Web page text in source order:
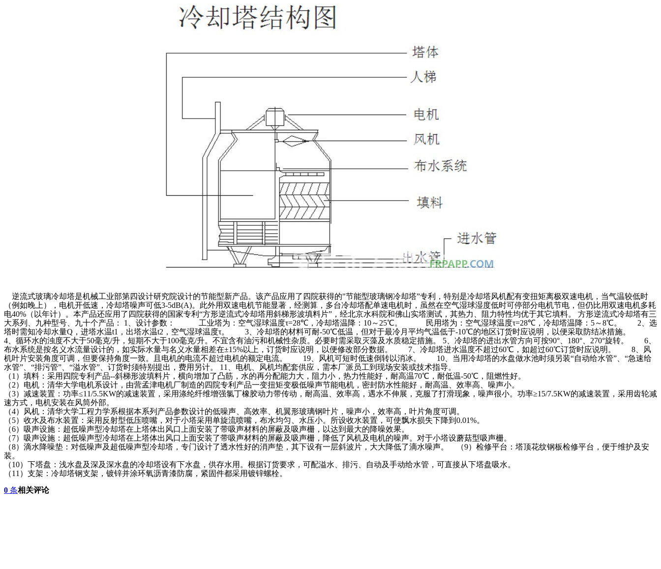
逆流式玻璃冷却塔是机械工业部第四设计研究院设计的节能型新产品。该产品应用了四院获得的"节能型玻璃钢冷却塔”专利，特别是冷却塔风机配有变扭矩离极双速电机，当气温较低时
（例如晚上），电机开低速，冷却塔噪声可低3-5dB(A)。此外用双速电机节能显著，经测算，多台冷却塔配单速电机时，虽然在空气湿球湿度低时可停部分电机节电，但仍比用双速电机多耗
电40%（以年计）。本产品还应用了四院获得的国家专利“方形逆流式冷却塔用斜梯形波填料片”，经北京水科院和佛山实塔测试，其热力、阻力特性均优于其它填料。 方形逆流式冷却塔有三
大系列、九种型号、九十个产品： 1、设计参数： 工业塔为：空气湿球温度τ=28℃，冷却塔温降：10～25℃。 民用塔为：空气湿球温度τ=28℃，冷却塔温降：5～8℃。 2、选
塔时需知冷却水量Q，进塔水温t1，出塔水温t2，空气湿球温度τ。 3、冷却塔的材料可耐-50℃低温，但对于最冷月平均气温低于-10℃的地区订货时应说明，以便采取防结冰措施。
4、循环水的浊度不大于50毫克/升，短期不大于100毫克/升。不宜含有油污和机械性杂质。必要时需采取灭藻及水质稳定措施。 5、冷却塔的进出水管方向可按90°、180°、270°旋转。 6、
布水系统是按名义水流量设计的，如实际水量与名义水量相差在±15%以上，订货时应说明，以便修改部分数据。 7、冷却塔进水温度不超过60℃，如超过60℃订货时应说明。 8、风
机叶片安装角度可调，但要保持角度一致。且电机的电流不超过电机的额定电流。 19、风机可短时低速倒转以消冰。 10、当用冷却塔的水盘做水池时须另装“自动给水管”、“急速给
水管”、“排污管”、“溢水管”、订货时须特别提出，费用另计。 11、电机、风机均配套供应，需本厂派员工到现场安装或技术指导。
（1）填料：采用四院专利产品--斜梯形波填料片，横向增加了凸筋，水的再分配能力大，阻力小，热力性能好，耐高温70℃，耐低温-50℃，阻燃性好。
（2）电机：清华大学电机系设计，由营孟津电机厂制造的四院专利产品一变扭矩变极低噪声节能电机，密封防水性能好，耐高温、效率高、噪声小。
（3）减速装置：功率≤11/5.5KW的减速装置，采用涤纶纤维增强氯丁橡胶动力带传动，耐高温、效率高，遇水不伸展，克服了打滑现象，噪声很小。功率≥15/7.5KW的减速装置，采用齿轮减
速方式，电机安装在风筒外部。
（4）风机：清华大学工程力学系根据本系列产品参数设计的低噪声、高效率、机翼形玻璃钢叶片，噪声小，效率高，叶片角度可调。
（5）收水及布水装置：采用反射型低压喷嘴，对于小塔采用单旋流喷嘴，布水均匀、水压小。所设收水装置，可使飘水损失下降到0.01%。
（6）吸声设施：超低噪声型冷却塔在上塔体出风口上面安装了带吸声材料的屏蔽及吸声栅，以达到最大的降噪效果。
（7）吸声设施：超低噪声型冷却塔在上塔体出风口上面安装了带吸声材料的屏蔽及吸声栅，降低了风机及电机的噪声。对于小塔设蘑菇型吸声栅。
（8）滴水降噪垫：对低噪声及超低噪声型冷却塔，专门设计了透水性好的消声垫，其下设有一层斜波片，大大降低了滴水噪声。 （9）检修平台：塔顶花纹钢板检修平台，便于维护及安
装。
（10）下塔盘：浅水盘及深及深水盘的冷却塔设有下水盘，供存水用。根据订货要求，可配溢水、排污、自动及手动给水管，可直接从下塔盘吸水。
（11）支架：冷却塔钢支架，镀锌并涂环氧沥青漆防腐，紧固件都采用镀锌螺栓。
0 条相关评论